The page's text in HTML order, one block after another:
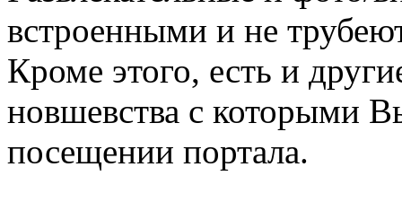
встроенными и не
Кроме этого, есть и
новшевства с которыми
посещении портала.